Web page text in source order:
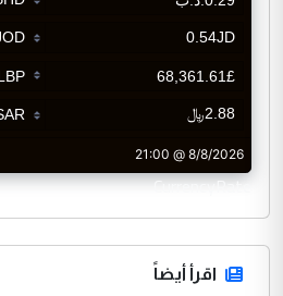
CurrencyRate
اقرأ أيضاً